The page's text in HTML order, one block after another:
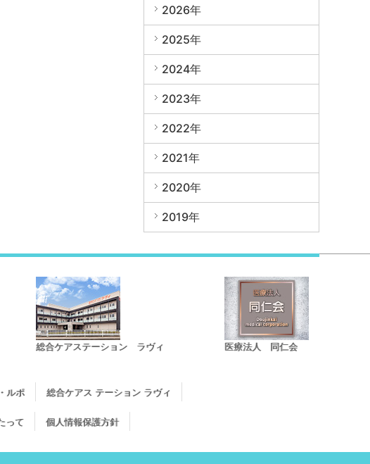
2026年
2025年
2024年
2023年
2022年
2021年
2020年
2019年
総合ケアステーション ラヴィ 医療法人 同仁会
ルポ 総合ケアス テーション ラヴィ
って 個人情報保護方針